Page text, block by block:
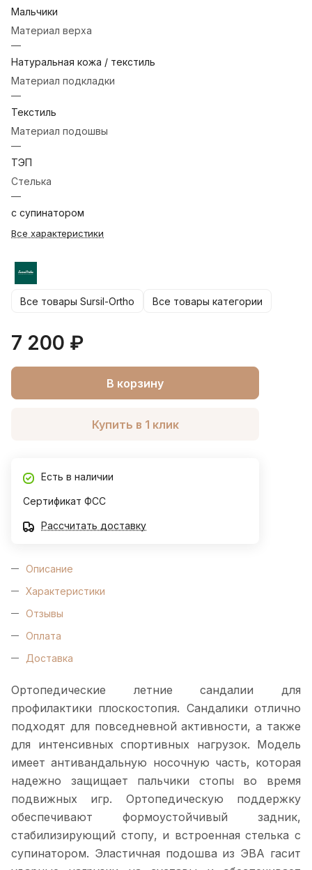
Мальчики
Материал верха
—
Натуральная кожа / текстиль
Материал подкладки
—
Текстиль
Материал подошвы
—
ТЭП
Стелька
—
с супинатором
Все характеристики
Все товары Sursil-Ortho Все товары категории
7 200 ₽
В корзину
Купить в 1 клик
Есть в наличии
Сертификат ФСС
Рассчитать доставку
Описание
Характеристики
Отзывы
Оплата
Доставка
Ортопедические летние сандалии для
профилактики плоскостопия. Сандалики отлично
подходят для повседневной активности, а также
для интенсивных спортивных нагрузок. Модель
имеет антивандальную носочную часть, которая
надежно защищает пальчики стопы во время
подвижных игр. Ортопедическую поддержку
обеспечивают формоустойчивый задник,
стабилизирующий стопу, и встроенная стелька с
супинатором. Эластичная подошва из ЭВА гасит